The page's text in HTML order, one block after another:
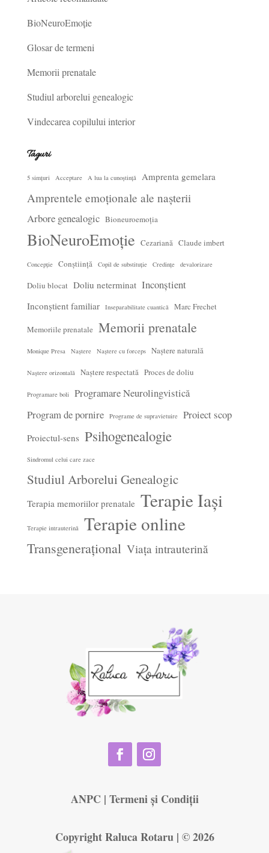
BioNeuroEmoție
Glosar de termeni
Memorii prenatale
Studiul arborelui genealogic
Vindecarea copilului interior
Taguri
5 simțuri Acceptare A lua la cunoștință Amprenta gemelara
Amprentele emoționale ale nașterii
Arbore genealogic Bioneuroemoția
BioNeuroEmoție Cezariană Claude imbert
Concepție Conștiință Copil de substituție Credințe devalorizare
Doliu blocat Doliu neterminat Inconștient
Inconștient familiar Inseparabilitate cuantică Marc Frechet
Memoriile prenatale Memorii prenatale
Monique Presa Naștere Naștere cu forceps Naștere naturală
Naștere orizontală Naștere respectată Proces de doliu
Programare boli
Programare Neurolingvistică
Program de pornire
Programe de supravietuire Proiect scop
Proiectul-sens Psihogenealogie
Sindromul celui care zace
Studiul Arborelui Genealogic
Terapia memoriilor prenatale Terapie Iași
Terapie intrauterină Terapie online
Transgenerațional Viața intrauterină
ANPC | Termeni și Condiții
Copyright Raluca Rotaru | © 2026